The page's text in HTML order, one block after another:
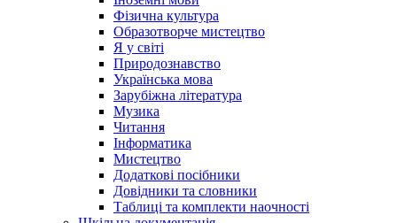
Фізична культура
Образотворче мистецтво
Я у світі
Природознавство
Українська мова
Зарубіжна література
Музика
Читання
Інформатика
Мистецтво
Додаткові посібники
Довідники та словники
Таблиці та комплекти наочності